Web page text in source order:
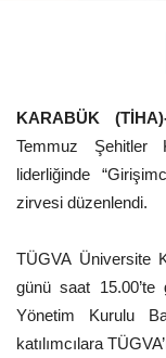
KARABÜK
Temmuz Şehitler
liderliğinde
zirvesi düzenlendi.
TÜGVA Üniversite
günü saat
Yönetim Kurulu
katılımcılara